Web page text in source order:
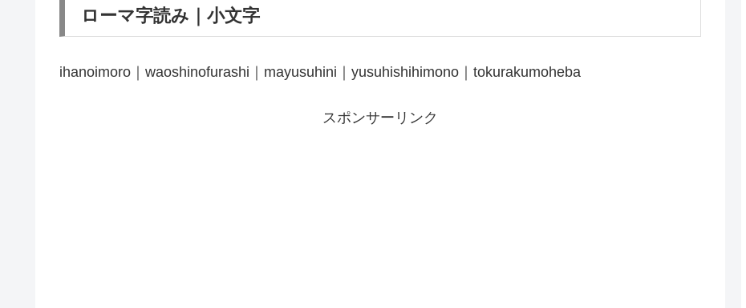
ローマ字読み｜小文字
ihanoimoro｜waoshinofurashi｜mayusuhini｜yusuhishihimono｜tokurakumoheba
スポンサーリンク